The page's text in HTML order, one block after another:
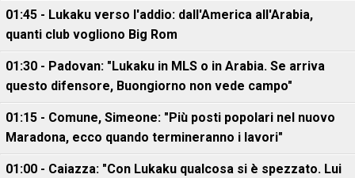
01:45 - Lukaku verso l'addio: dall'America all'Arabia,
quanti club vogliono Big Rom
01:30 - Padovan: "Lukaku in MLS o in Arabia. Se arriva
questo difensore, Buongiorno non vede campo"
01:15 - Comune, Simeone: "Più posti popolari nel nuovo
Maradona, ecco quando termineranno i lavori"
01:00 - Caiazza: "Con Lukaku qualcosa si è spezzato. Lui